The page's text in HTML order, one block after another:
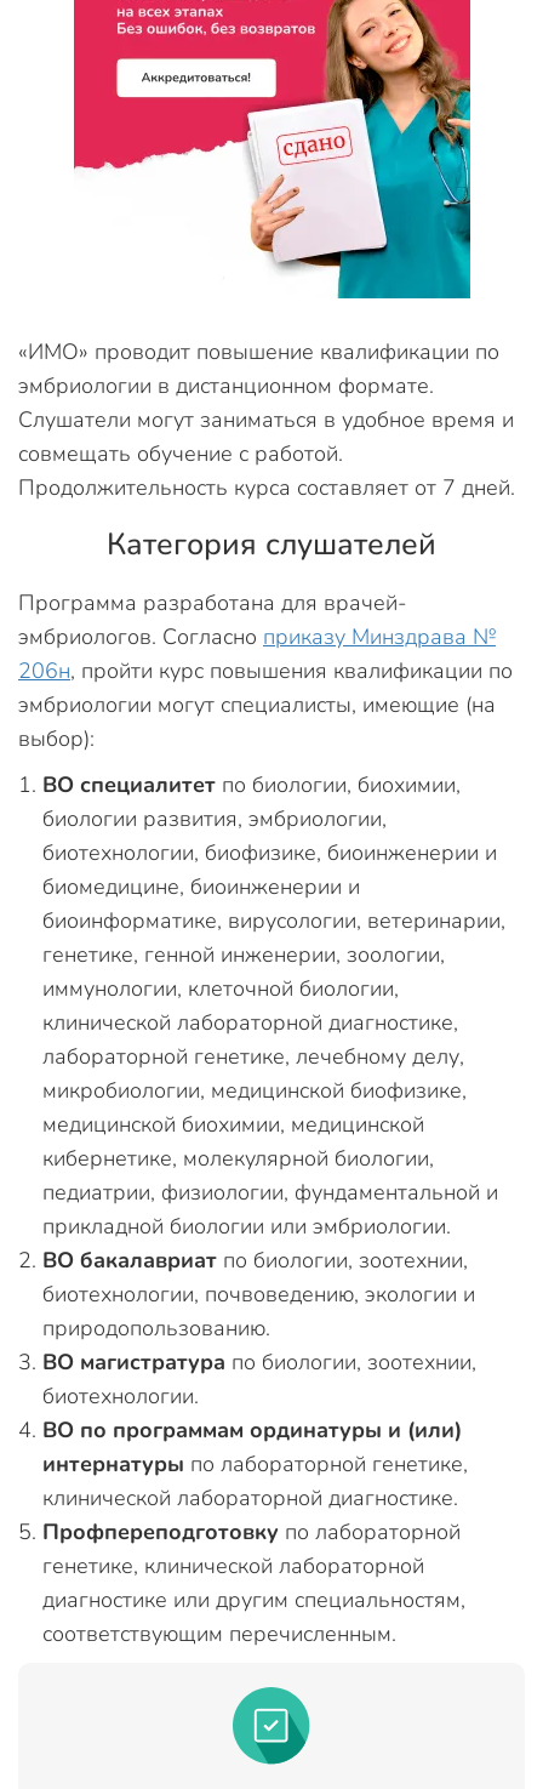
«ИМО» проводит повышение квалификации по
эмбриологии в дистанционном формате.
Слушатели могут заниматься в удобное время и
совмещать обучение с работой.
Продолжительность курса составляет от 7 дней.
Категория слушателей
Программа разработана для врачей-
эмбриологов. Согласно приказу Минздрава №
206н, пройти курс повышения квалификации по
эмбриологии могут специалисты, имеющие (на
выбор):
ВО специалитет по биологии, биохимии,
биологии развития, эмбриологии,
биотехнологии, биофизике, биоинженерии и
биомедицине, биоинженерии и
биоинформатике, вирусологии, ветеринарии,
генетике, генной инженерии, зоологии,
иммунологии, клеточной биологии,
клинической лабораторной диагностике,
лабораторной генетике, лечебному делу,
микробиологии, медицинской биофизике,
медицинской биохимии, медицинской
кибернетике, молекулярной биологии,
педиатрии, физиологии, фундаментальной и
прикладной биологии или эмбриологии.
ВО бакалавриат по биологии, зоотехнии,
биотехнологии, почвоведению, экологии и
природопользованию.
ВО магистратура по биологии, зоотехнии,
биотехнологии.
ВО по программам ординатуры и (или)
интернатуры по лабораторной генетике,
клинической лабораторной диагностике.
Профпереподготовку по лабораторной
генетике, клинической лабораторной
диагностике или другим специальностям,
соответствующим перечисленным.